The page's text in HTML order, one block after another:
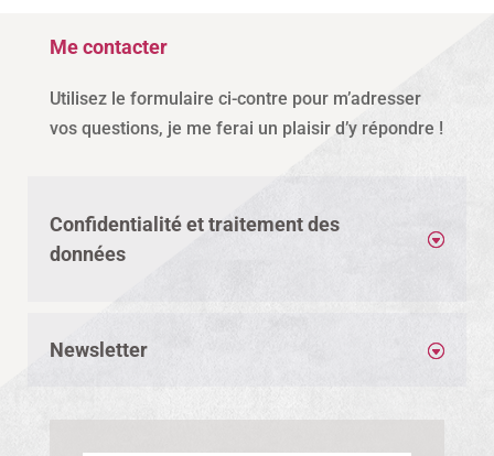
Me contacter
Utilisez le formulaire ci-contre pour m’adresser
vos questions, je me ferai un plaisir d’y répondre !
Confidentialité et traitement des
données
Newsletter